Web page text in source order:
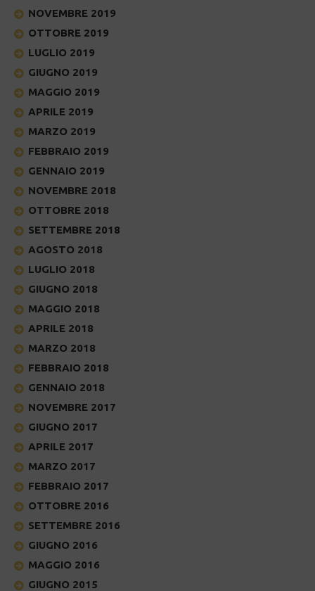
NOVEMBRE 2019
OTTOBRE 2019
LUGLIO 2019
GIUGNO 2019
MAGGIO 2019
APRILE 2019
MARZO 2019
FEBBRAIO 2019
GENNAIO 2019
NOVEMBRE 2018
OTTOBRE 2018
SETTEMBRE 2018
AGOSTO 2018
LUGLIO 2018
GIUGNO 2018
MAGGIO 2018
APRILE 2018
MARZO 2018
FEBBRAIO 2018
GENNAIO 2018
NOVEMBRE 2017
GIUGNO 2017
APRILE 2017
MARZO 2017
FEBBRAIO 2017
OTTOBRE 2016
SETTEMBRE 2016
GIUGNO 2016
MAGGIO 2016
GIUGNO 2015